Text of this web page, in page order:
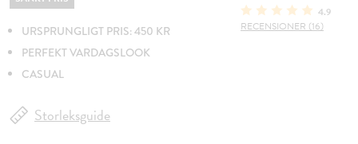
URSPRUNGLIGT PRIS: 450 KR
PERFEKT VARDAGSLOOK
CASUAL
4.9
RECENSIONER (16)
Storleksguide